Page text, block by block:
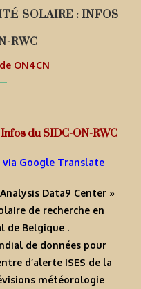
SOLAIRE : INFOS
RWC
ON4CN
du SIDC-ON-RWC
Google Translate
Data9 Center »
de recherche en
de Belgique .
de données pour
d’alerte ISES de la
météorologie